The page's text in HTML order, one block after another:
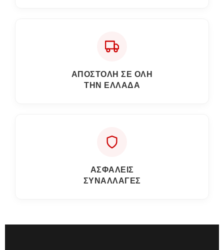
ΑΠΟΣΤΟΛΗ ΣΕ ΟΛΗ
ΤΗΝ ΕΛΛΑΔΑ
ΑΣΦΑΛΕΙΣ
ΣΥΝΑΛΛΑΓΕΣ